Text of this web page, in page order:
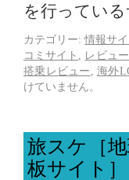
を行っている
カテゴリー: 情報サイ
コミサイト
レビュ
搭乗レビュー
海外
けていません。
旅スケ［
板サイト］